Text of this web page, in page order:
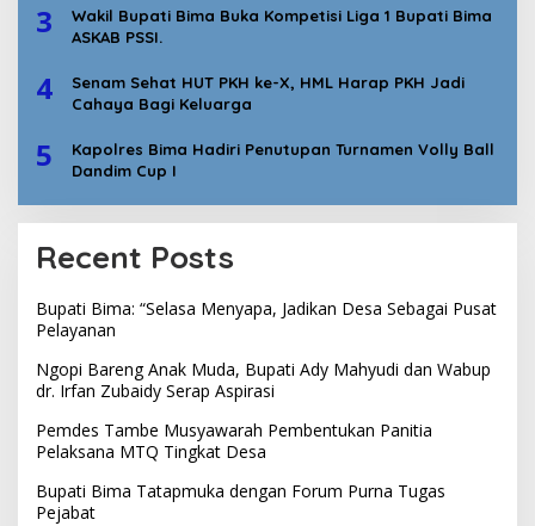
3
Wakil Bupati Bima Buka Kompetisi Liga 1 Bupati Bima
ASKAB PSSI.
4
Senam Sehat HUT PKH ke-X, HML Harap PKH Jadi
Cahaya Bagi Keluarga
5
Kapolres Bima Hadiri Penutupan Turnamen Volly Ball
Dandim Cup I
Recent Posts
Bupati Bima: “Selasa Menyapa, Jadikan Desa Sebagai Pusat
Pelayanan
Ngopi Bareng Anak Muda, Bupati Ady Mahyudi dan Wabup
dr. Irfan Zubaidy Serap Aspirasi
Pemdes Tambe Musyawarah Pembentukan Panitia
Pelaksana MTQ Tingkat Desa
Bupati Bima Tatapmuka dengan Forum Purna Tugas
Pejabat